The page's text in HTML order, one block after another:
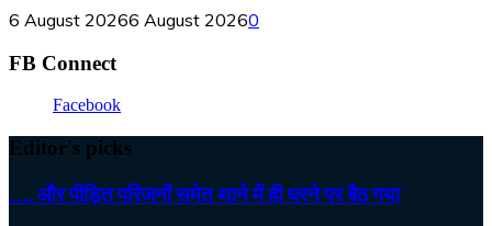
6 August 20266 August 20260
FB Connect
Facebook
Editor's picks
…. और पीड़ित परिजनों समेत थाने में ही धरने पर बैठ गया